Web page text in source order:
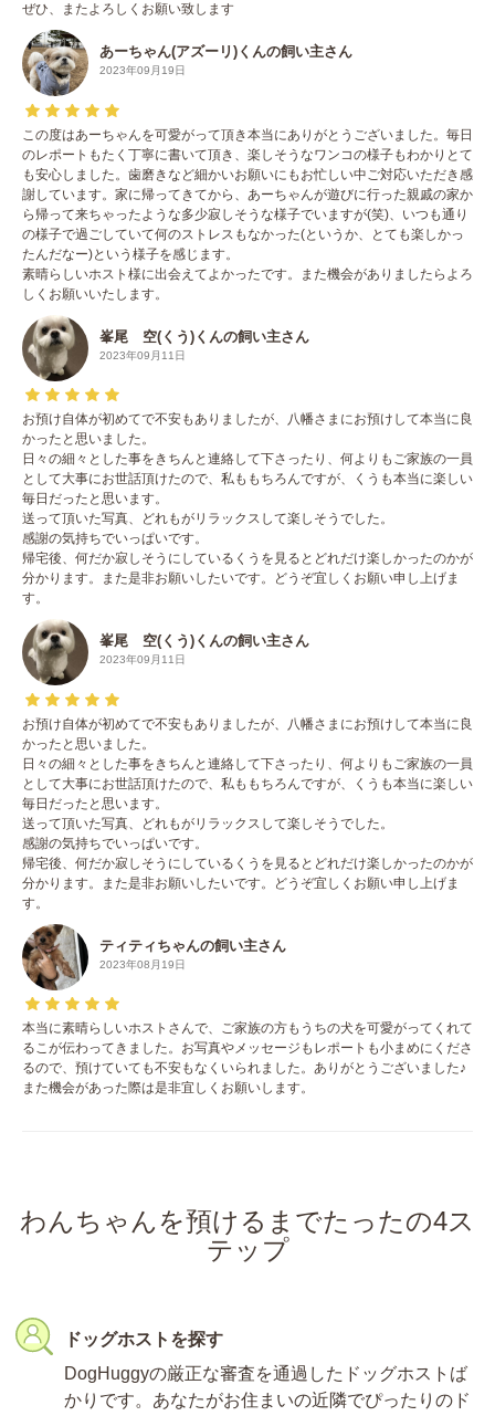
ぜひ、またよろしくお願い致します
あーちゃん(アズーリ)くんの飼い主さん
2023年09月19日
この度はあーちゃんを可愛がって頂き本当にありがとうございました。毎日
のレポートもたく丁寧に書いて頂き、楽しそうなワンコの様子もわかりとて
も安心しました。歯磨きなど細かいお願いにもお忙しい中ご対応いただき感
謝しています。家に帰ってきてから、あーちゃんが遊びに行った親戚の家か
ら帰って来ちゃったような多少寂しそうな様子でいますが(笑)、いつも通り
の様子で過ごしていて何のストレスもなかった(というか、とても楽しかっ
たんだなー)という様子を感じます。
素晴らしいホスト様に出会えてよかったです。また機会がありましたらよろ
しくお願いいたします。
峯尾 空(くう)くんの飼い主さん
2023年09月11日
お預け自体が初めてで不安もありましたが、八幡さまにお預けして本当に良
かったと思いました。
日々の細々とした事をきちんと連絡して下さったり、何よりもご家族の一員
として大事にお世話頂けたので、私ももちろんですが、くうも本当に楽しい
毎日だったと思います。
送って頂いた写真、どれもがリラックスして楽しそうでした。
感謝の気持ちでいっぱいです。
帰宅後、何だか寂しそうにしているくうを見るとどれだけ楽しかったのかが
分かります。また是非お願いしたいです。どうぞ宜しくお願い申し上げま
す。
峯尾 空(くう)くんの飼い主さん
2023年09月11日
お預け自体が初めてで不安もありましたが、八幡さまにお預けして本当に良
かったと思いました。
日々の細々とした事をきちんと連絡して下さったり、何よりもご家族の一員
として大事にお世話頂けたので、私ももちろんですが、くうも本当に楽しい
毎日だったと思います。
送って頂いた写真、どれもがリラックスして楽しそうでした。
感謝の気持ちでいっぱいです。
帰宅後、何だか寂しそうにしているくうを見るとどれだけ楽しかったのかが
分かります。また是非お願いしたいです。どうぞ宜しくお願い申し上げま
す。
ティティちゃんの飼い主さん
2023年08月19日
本当に素晴らしいホストさんで、ご家族の方もうちの犬を可愛がってくれて
るこが伝わってきました。お写真やメッセージもレポートも小まめにくださ
るので、預けていても不安もなくいられました。ありがとうございました♪
また機会があった際は是非宜しくお願いします。
わんちゃんを預けるまでたったの4ス
テップ
ドッグホストを探す
DogHuggyの厳正な審査を通過したドッグホストば
かりです。あなたがお住まいの近隣でぴったりのド